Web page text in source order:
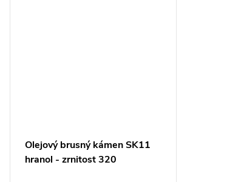
Olejový brusný kámen SK11
hranol - zrnitost 320